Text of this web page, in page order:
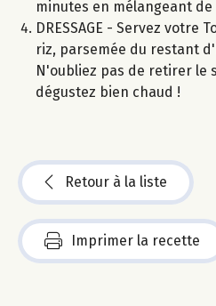
minutes en mélangeant
DRESSAGE - Servez votre
riz, parsemée du restant
N'oubliez pas de retirer le
dégustez bien chaud !
Retour à la liste
Imprimer la recette